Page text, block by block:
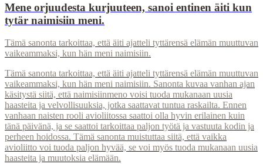
Mene orjuudesta kurjuuteen, sanoi entinen äiti kun
tytär naimisiin meni.
Tämä sanonta tarkoittaa, että äiti ajatteli tyttärensä elämän muuttuvan
vaikeammaksi, kun hän meni naimisiin.
Tämä sanonta tarkoittaa, että äiti ajatteli tyttärensä elämän muuttuvan
vaikeammaksi, kun hän meni naimisiin. Sanonta kuvaa vanhan ajan
käsitystä siitä, että naimisiinmeno voisi tuoda mukanaan uusia
haasteita ja velvollisuuksia, jotka saattavat tuntua raskailta. Ennen
vanhaan naisten rooli avioliitossa saattoi olla hyvin erilainen kuin
tänä päivänä, ja se saattoi tarkoittaa paljon työtä ja vastuuta kodin ja
perheen hoidossa. Tämä sanonta muistuttaa siitä, että vaikka
avioliitto voi tuoda paljon hyvää, se voi myös tuoda mukanaan uusia
haasteita ja muutoksia elämään.